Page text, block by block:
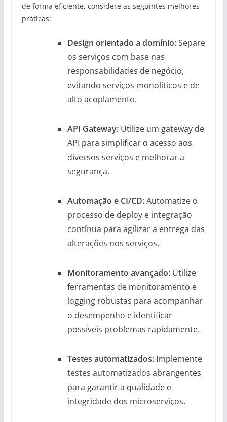
de forma eficiente, considere as seguintes melhores
práticas:
Design orientado a domínio:Separe
os serviços com base nas
responsabilidades de negócio,
evitando serviços monolíticos e de
alto acoplamento.
API Gateway:Utilize um gateway de
API para simplificar o acesso aos
diversos serviços e melhorar a
segurança.
Automação e CI/CD:Automatize o
processo de deploy e integração
contínua para agilizar a entrega das
alterações nos serviços.
Monitoramento avançado:Utilize
ferramentas de monitoramento e
logging robustas para acompanhar
o desempenho e identificar
possíveis problemas rapidamente.
Testes automatizados:Implemente
testes automatizados abrangentes
para garantir a qualidade e
integridade dos microserviços.